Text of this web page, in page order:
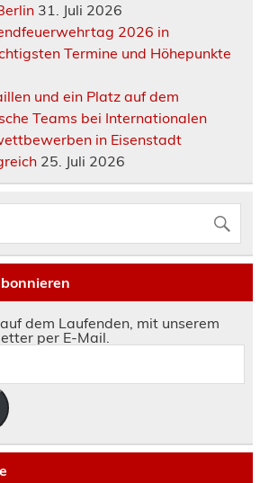
31. Juli 2026
2026 in
Termine und Höhepunkte
und ein Platz auf dem
Teams bei Internationalen
in Eisenstadt
25. Juli 2026
dem Laufenden, mit unserem
per E-Mail.